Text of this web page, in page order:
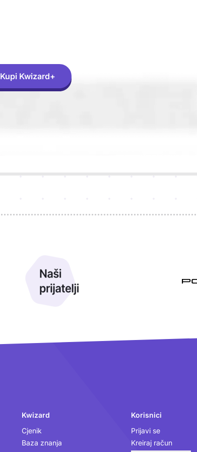
Kupi Kwizard+
Kwizard
Cjenik
Baza znanja
Korisnici
Prijavi se
Kreiraj račun